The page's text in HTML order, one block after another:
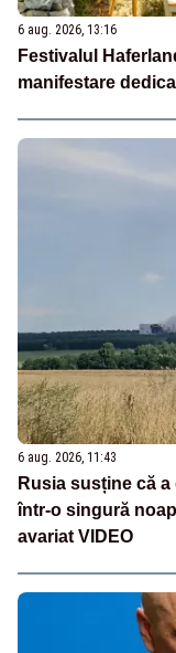
6 aug. 2026, 13:16
Festivalul
manifestare
6 aug. 2026, 11:43
Rusia susține că
într-o singură
avariat VIDEO